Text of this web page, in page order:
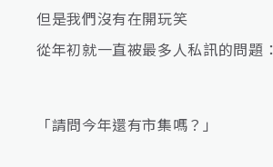
但是我們沒有在開玩笑
從年初就一直被最多人私訊的問題：
「請問今年還有市集嗎？」